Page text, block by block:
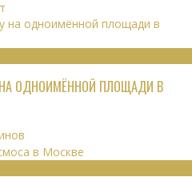
ОДНОИМЁННОЙ ПЛОЩАДИ В